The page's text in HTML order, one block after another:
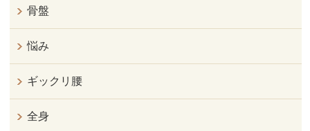
骨盤
悩み
ギックリ腰
全身